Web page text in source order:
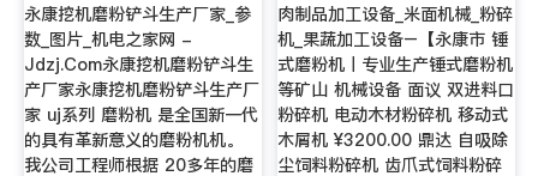
永康挖机磨粉铲斗生产厂家_参
数_图片_机电之家网 -
Jdzj.Com永康挖机磨粉铲斗生
产厂家永康挖机磨粉铲斗生产厂
家 uj系列 磨粉机 是全国新一代
的具有革新意义的磨粉机机。
我公司工程师根据 20多年的磨
肉制品加工设备_米面机械_粉碎
机_果蔬加工设备–【永康市 锤
式磨粉机丨专业生产锤式磨粉机
等矿山 机械设备 面议 双进料口
粉碎机 电动木材粉碎机 移动式
木屑机 ¥3200.00 鼎达 自吸除
尘饲料粉碎机 齿爪式饲料粉碎